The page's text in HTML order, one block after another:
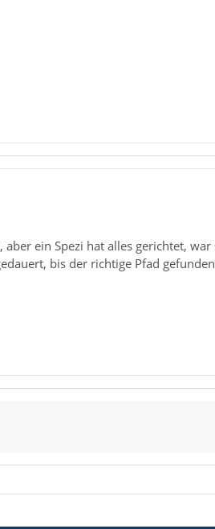
aber ein Spezi hat alles gerichtet,
bis der richtige Pfad